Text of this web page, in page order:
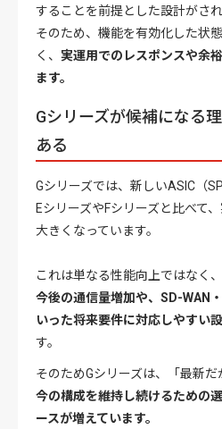
することを前提とした設計がされ
そのため、機能を有効化した状
く、 実運用でのレスポンスや余
ます。
Gシリーズが候補になる
ある
Gシリーズでは、新しいASIC（
EシリーズやFシリーズと比べて
大きくなっています。
これは単なる性能向上ではなく、
今後の通信量増加や、SD-WAN
いった将来要件に対応しやすい
す。
そのためGシリーズは、「最新だ
今の構成を維持し続けるための
ースが増えています。